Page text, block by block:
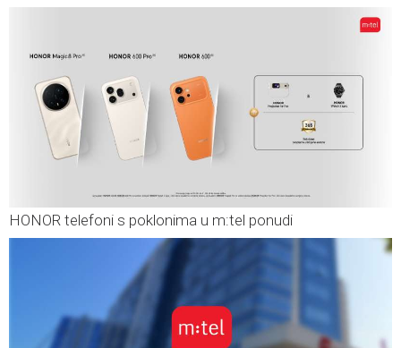
HONOR telefoni s poklonima u m:tel ponudi